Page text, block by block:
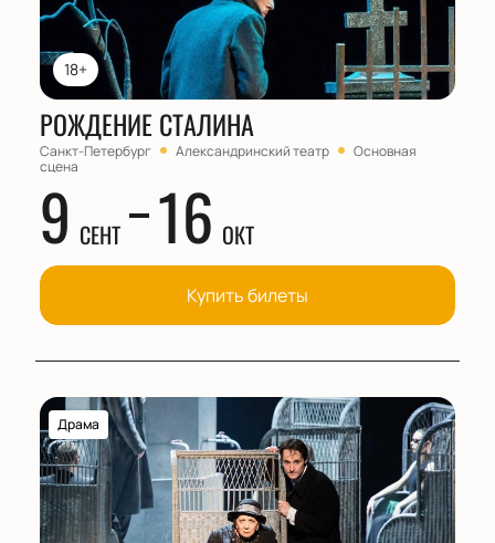
18+
РОЖДЕНИЕ СТАЛИНА
Санкт-Петербург Александринский театр
Основная
сцена
9 СЕНТ 16 ОКТ
Купить билеты
Драма